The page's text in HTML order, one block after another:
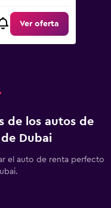
Ver oferta
de los autos de
Dubai
el auto de renta perfecto